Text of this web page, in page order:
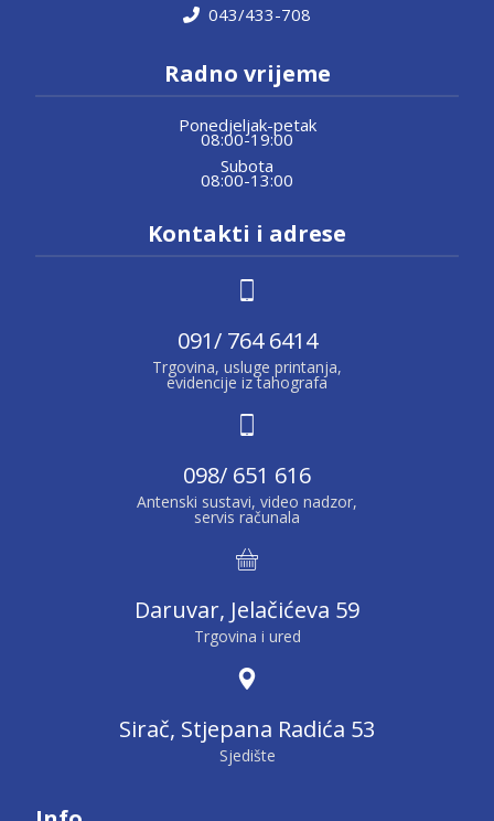
043/433-708
Radno vrijeme
Ponedjeljak-petak
08:00-19:00
Subota
08:00-13:00
Kontakti i adrese
091/ 764 6414
Trgovina, usluge printanja,
evidencije iz tahografa
098/ 651 616
Antenski sustavi, video nadzor,
servis računala
Daruvar, Jelačićeva 59
Trgovina i ured
Sirač, Stjepana Radića 53
Sjedište